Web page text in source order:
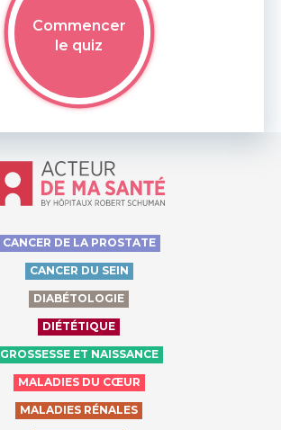
Commencer
le quiz
Accueil - Acteur de ma santé, by
CANCER DE LA PROSTATE
CANCER DU SEIN
DIABÉTOLOGIE
DIÉTÉTIQUE
GROSSESSE ET NAISSANCE
MALADIES DU CŒUR
MALADIES RÉNALES